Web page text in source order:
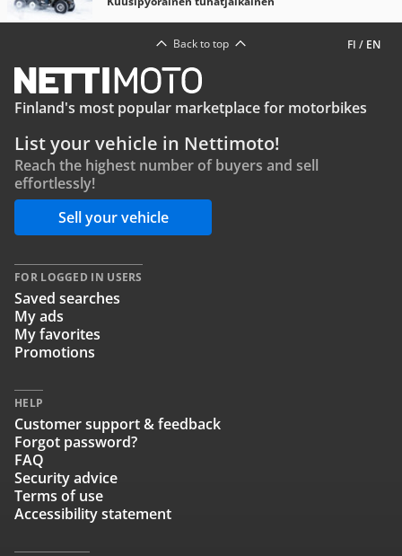
FI / EN
Back to top
Finland's most popular marketplace for motorbikes
List your vehicle in Nettimoto!
Reach the highest number of buyers and sell
effortlessly!
Sell your vehicle
FOR LOGGED IN USERS
Saved searches
My ads
My favorites
Promotions
HELP
Customer support & feedback
Forgot password?
FAQ
Security advice
Terms of use
Accessibility statement